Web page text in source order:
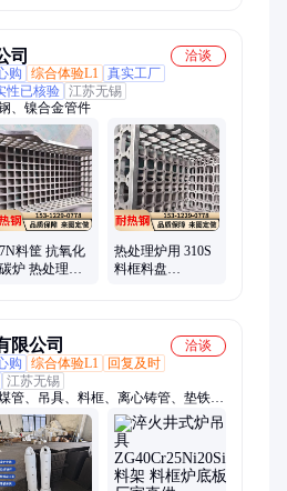
司
洽谈
购 综合体验L1 真实工厂
性已核验 江苏无锡
、镍合金管件
料筐 抗氧化
炉 热处理吊
热处理炉用 310S
料框料盘
限公司
洽谈
购 综合体验L1
回复及时
江苏无锡
管、吊具、料框、离心铸管、垫铁炉
铬铸板、炉辊、溜渣槽、钢板、无缝